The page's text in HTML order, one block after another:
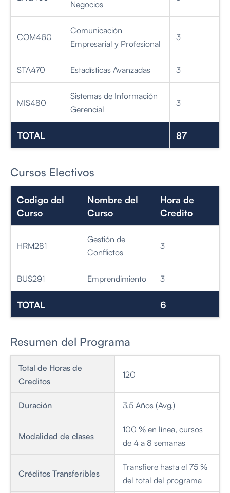
Negocios
COM460
Comunicación
Empresarial y Profesional
3
STA470 Estadísticas Avanzadas 3
MIS480
Sistemas de Información
Gerencial
3
TOTAL 87
Cursos Electivos
Codigo del
Curso
Nombre del
Curso
Hora de
Credito
HRM281
Gestión de
Conflictos
3
BUS291 Emprendimiento 3
TOTAL 6
Resumen del Programa
Total de Horas de
Creditos
120
Duración 3.5 Años (Avg.)
Modalidad de clases
100 % en línea, cursos
de 4 a 8 semanas
Créditos Transferibles
Transfiere hasta el 75 %
del total del programa